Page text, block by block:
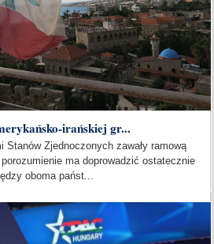
irańskiej gr...
Stanów Zjednoczonych zawały ramową
ma doprowadzić ostatecznie
oboma państ...